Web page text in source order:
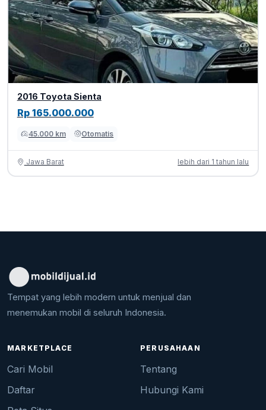
2016 Toyota Sienta
Rp 165.000.000
45.000 km Otomatis
Jawa Barat lebih dari 1 tahun lalu
Tempat yang lebih modern untuk menjual dan
menemukan mobil di seluruh Indonesia.
MARKETPLACE
Cari Mobil
Daftar
PERUSAHAAN
Tentang
Hubungi Kami